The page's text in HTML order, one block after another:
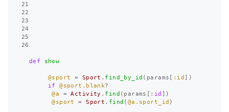
21
22
23
24
25
26
def show
@sport = Sport . find_by_id ( params [ :id ])
if
@sport.blank?
@a
= Activity . find ( params [: id ])
@sport
= Sport . find ( @a.sport_id )